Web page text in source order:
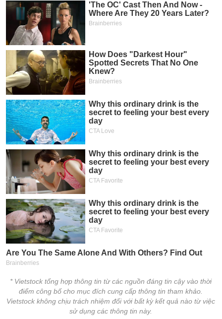
điểm công bố cho mục đích cung cấp thông tin tham khảo.
Vietstock không chịu trách nhiệm đối với bất kỳ kết quả nào từ việc
sử dụng các thông tin này.